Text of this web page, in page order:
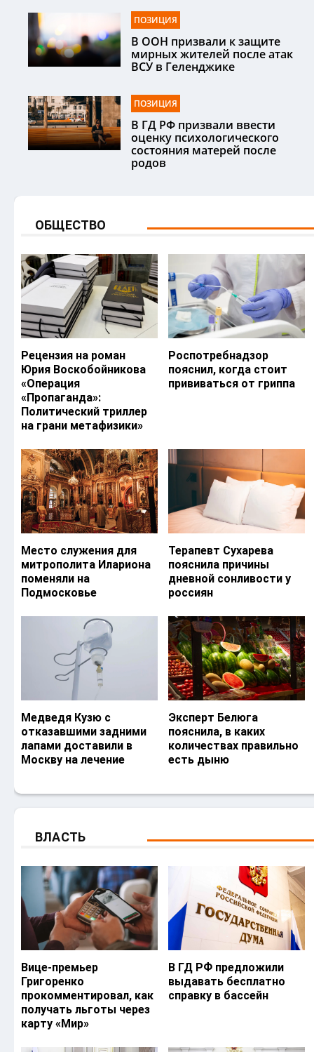
ПОЗИЦИЯ
В ООН призвали к защите
мирных жителей после атак
ВСУ в Геленджике
ПОЗИЦИЯ
В ГД РФ призвали ввести
оценку психологического
состояния матерей после
родов
ОБЩЕСТВО
Рецензия на роман
Юрия Воскобойникова
«Операция
«Пропаганда»:
Политический триллер
на грани метафизики»
Роспотребнадзор
пояснил, когда стоит
прививаться от гриппа
Место служения для
митрополита Илариона
поменяли на
Подмосковье
Терапевт Сухарева
пояснила причины
дневной сонливости у
россиян
Медведя Кузю с
отказавшими задними
лапами доставили в
Москву на лечение
Эксперт Белюга
пояснила, в каких
количествах правильно
есть дыню
ВЛАСТЬ
Вице-премьер
Григоренко
прокомментировал, как
получать льготы через
карту «Мир»
В ГД РФ предложили
выдавать бесплатно
справку в бассейн